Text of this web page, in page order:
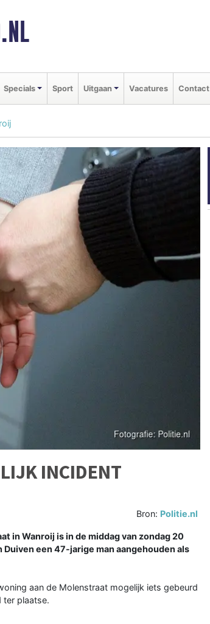
Specials Sport Uitgaan Vacatures Contact
INCIDENT
Bron: Politie.nl
in Wanroij is in de middag van zondag 20
een 47-jarige man aangehouden als
aan de Molenstraat mogelijk iets gebeurd
ter plaatse.